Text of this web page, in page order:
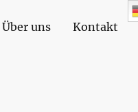
Über uns
Kontakt